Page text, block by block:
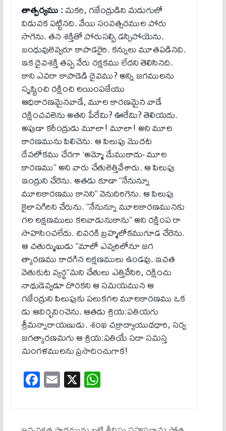
తాత్పర్యము :మకరి, గజేంద్రుడిని మడుగులో
విడువక పట్టినది. వేయి సంవత్సరముల పోరు
సాగెను. తన శక్తితో పోరుసల్పి డస్సిపోయెను.
బంధువులెవ్వరూ కాపాడరైరి. కన్నులు మూతపడినవి.
ఇక దైవశక్తి తప్ప వేరు రక్షకము లేదని తెలిసినది.
కాని ఎవరా కాపాడెడి దైవము? అన్ని జగములను
సృష్టించి రక్షించి లయింపజేయు
ఆధికారణమైనవాడే, మూల కారణమైన వాడే
రక్షించవలెను అతని పేరేమి? ఊరేమి? తెలియదు.
అపుడా కరీంద్రుడు మూలా! మూలా! అని మూల
కారణమును పిలిచెను. ఆ పిలుపు మొదట
దేవలోకము చేరగా ‘అమ్మో మేముకాదు- మూల
కారణము” అని వారు చేతులెత్తివేశారు. ఆ పిలుపు
ఇంద్రుని చేరెను. అతడు కూడా ”నేనున్నూ
మూలకారణము కానని” వెనుదిరిగెను. ఆ పిలుపు
కైలాసగిరిని చేరును. ”నేనున్నూ మూలకారణమునకు
గల లక్షణములు కలవాడునుకాను” అని రక్షింప రా
సాహసించలేదు. చివరకి బ్రహ్మలోకముగూడ చేరెను.
ఆ చతుర్ముఖుడు ”మాలో ఎవ్వరిలోనూ జగ
త్కారణము కాదగిన లక్షణములు ఉండవు. ఇచత
వెతుకుట వ్యర్థ”మని చేతులు ఎత్తివేసిరి, రక్షించు
నాథుడెవ్వడూ దొరకని ఆ సమయమున ఆ
గజేంద్రుని పిలుపుకు పలుకగల మూలకారణము ఒక
డు ఆవిర్భవించెను. ఆతడు శ్రియ:పతియగు
శ్రీమన్నారాయణుడు. శంఖ చక్రాద్యాయుధధారి, సర్వ
జగత్కారణమగు ఆ శ్రియ:పతియే సదా సమస్త
మంగళములను ప్రసాదించుగాక!
Fa
ce
E
m
X W
ha